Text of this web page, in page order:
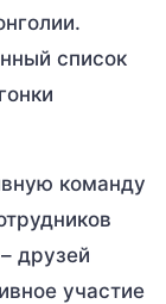
список
команду
друзей
участие